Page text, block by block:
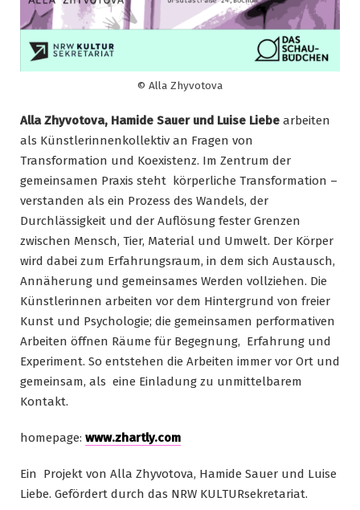
© Alla Zhyvotova
Alla Zhyvotova, Hamide Sauer und Luise Liebe arbeiten
als Künstlerinnenkollektiv an Fragen von
Transformation und Koexistenz. Im Zentrum der
gemeinsamen Praxis steht körperliche Transformation –
verstanden als ein Prozess des Wandels, der
Durchlässigkeit und der Auflösung fester Grenzen
zwischen Mensch, Tier, Material und Umwelt. Der Körper
wird dabei zum Erfahrungsraum, in dem sich Austausch,
Annäherung und gemeinsames Werden vollziehen. Die
Künstlerinnen arbeiten vor dem Hintergrund von freier
Kunst und Psychologie; die gemeinsamen performativen
Arbeiten öffnen Räume für Begegnung, Erfahrung und
Experiment. So entstehen die Arbeiten immer vor Ort und
gemeinsam, als eine Einladung zu unmittelbarem
Kontakt.
homepage: www.zhartly.com
Ein Projekt von Alla Zhyvotova, Hamide Sauer und Luise
Liebe. Gefördert durch das NRW KULTURsekretariat.